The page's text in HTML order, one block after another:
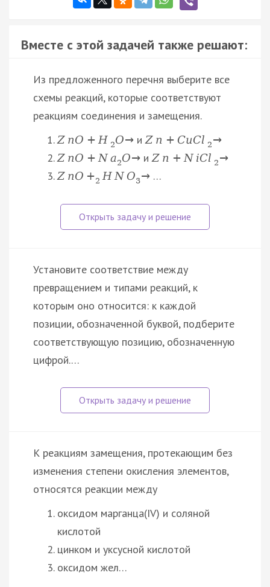
Вместе с этой задачей также решают:
Из предложенного перечня выберите все
схемы реакций, которые соответствуют
реакциям соединения и замещения.
Z nO + H 2O→ иZ n + CuCl 2 →
Z nO + Na2O→ иZ n + N iCl 2 →
Z nO +2 HN O3→ …
Установите соответствие между
превращением и типами реакций, к
которым оно относится: к каждой
позиции, обозначенной буквой, подберите
соответствующую позицию, обозначенную
цифрой.…
К реакциям замещения, протекающим без
изменения степени окисления элементов,
относятся реакции между
оксидом марганца(IV) и соляной
кислотой
цинком и уксусной кислотой
оксидом жел…